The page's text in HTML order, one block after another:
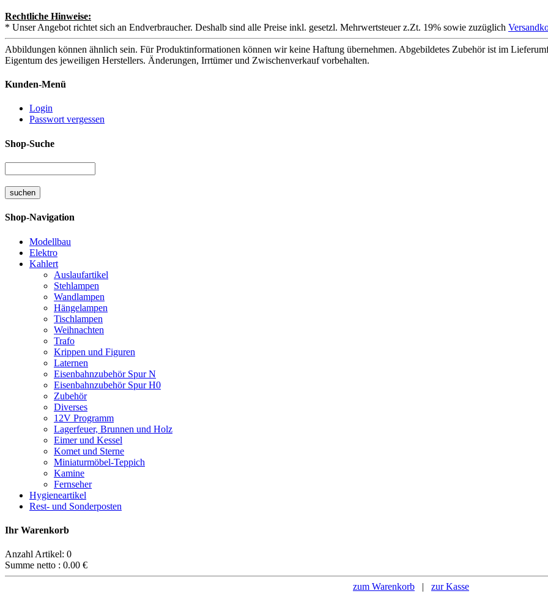
Rechtliche Hinweise:
* Unser Angebot richtet sich an Endverbraucher. Deshalb sind alle Preise inkl. gesetzl. Mehrwertsteuer z.Zt. 19% sowie zuzüglich
Abbildungen können ähnlich sein. Für Produktinformationen können wir keine Haftung übernehmen. Abgebildetes Zubehör ist im
Eigentum des jeweiligen Herstellers. Änderungen, Irrtümer und Zwischenverkauf vorbehalten.
Kunden-Menü
Login
Passwort vergessen
Shop-Suche
Shop-Navigation
Modellbau
Elektro
Kahlert
Auslaufartikel
Stehlampen
Wandlampen
Hängelampen
Tischlampen
Weihnachten
Trafo
Krippen und Figuren
Laternen
Eisenbahnzubehör Spur N
Eisenbahnzubehör Spur H0
Zubehör
Diverses
12V Programm
Lagerfeuer, Brunnen und Holz
Eimer und Kessel
Komet und Sterne
Miniaturmöbel-Teppich
Kamine
Fernseher
Hygieneartikel
Rest- und Sonderposten
Ihr Warenkorb
Anzahl Artikel: 0
Summe netto : 0.00 €
zum Warenkorb | zur Kasse